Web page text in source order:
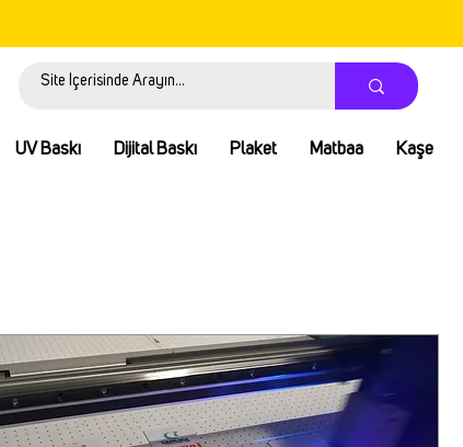
UV Baskı Dijital Baskı Plaket Matbaa Kaşe